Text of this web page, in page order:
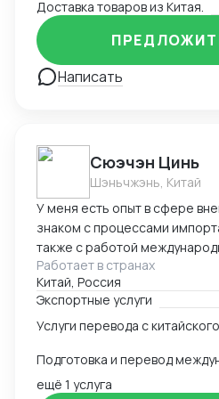
Доставка товаров из Китая.
Написать
Cюэчэн Цинь
Шэньчжэнь, Китай
У меня есть опыт в сфере
знаком с процессами
также с работой
вести переговоры с
заключать контракты, а
связанные с логистикой и
предоставить консультации
Работает в странах
Китай, Россия
Экспортные услуги
ещё 1 услуга